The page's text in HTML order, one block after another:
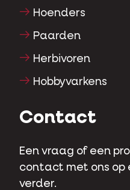
Hoenders
Paarden
Herbivoren
Hobbyvarkens
Contact
Een vraag of een
contact met ons op
verder.